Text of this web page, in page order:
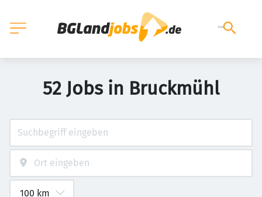
52 Jobs in Bruckmühl